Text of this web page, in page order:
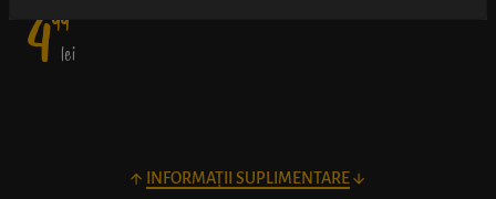
499
lei
INFORMAȚII SUPLIMENTARE